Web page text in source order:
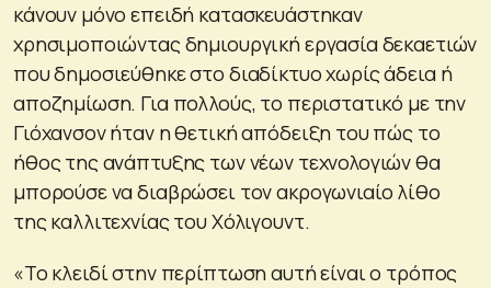
κάνουν μόνο επειδή κατασκευάστηκαν
χρησιμοποιώντας δημιουργική εργασία δεκαετιών
που δημοσιεύθηκε στο διαδίκτυο χωρίς άδεια ή
αποζημίωση. Για πολλούς, το περιστατικό με την
Γιόχανσον ήταν η θετική απόδειξη του πώς το
ήθος της ανάπτυξης των νέων τεχνολογιών θα
μπορούσε να διαβρώσει τον ακρογωνιαίο λίθο
της καλλιτεχνίας του Χόλιγουντ.
«Το κλειδί στην περίπτωση αυτή είναι ο τρόπος